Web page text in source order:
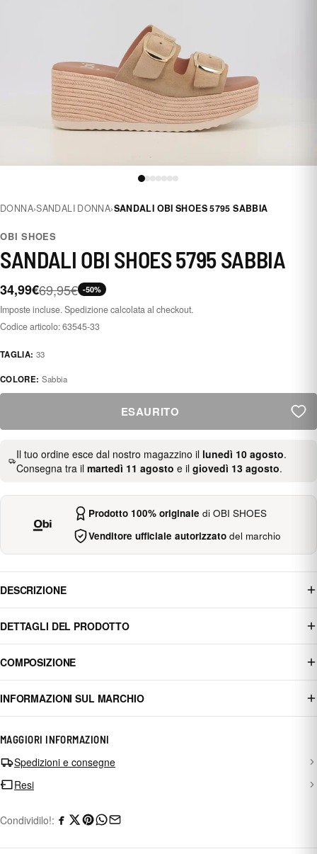
DONNA›SANDALI DONNA›SANDALI OBI SHOES 5795 SABBIA
OBI SHOES
SANDALI OBI SHOES 5795 SABBIA
34,99€69,95€ -50%
Imposte incluse. Spedizione calcolata al checkout.
Codice articolo:63545-33
TAGLIA: 33
COLORE: Sabbia
ESAURITO
Il tuo ordine esce dal nostro magazzino il lunedì 10 agosto.
Consegna tra il martedì 11 agosto e il giovedì 13 agosto.
Prodotto 100% originale di OBI SHOES
Venditore ufficiale autorizzatodel marchio
DESCRIZIONE
DETTAGLI DEL PRODOTTO
COMPOSIZIONE
INFORMAZIONI SUL MARCHIO
MAGGIORI INFORMAZIONI
Spedizioni e consegne
Resi
Condividilo!: